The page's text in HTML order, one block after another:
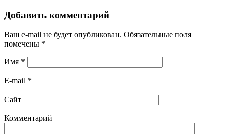
Добавить комментарий
Ваш e-mail не будет опубликован. Обязательные поля
помечены *
Имя *
E-mail *
Сайт
Комментарий